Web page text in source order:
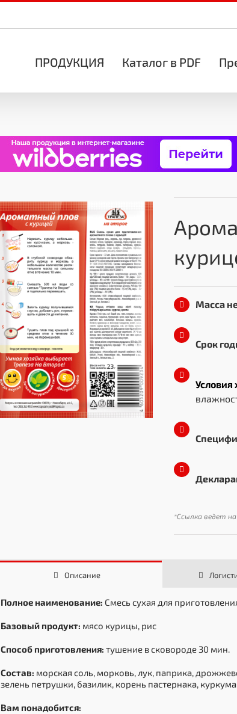
ПРОДУКЦИЯ Каталог в PDF
Масса
Срок
Условия
*Ссылка ведет
Описание
Полное наименование: Смесь сухая для
Базовый продукт: мясо курицы, рис
Способ приготовления: тушение в сковороде 30 мин.
Состав: морская соль, морковь, лук, паприка,
зелень петрушки, базилик, корень пастернака, куркума
Вам понадобится: